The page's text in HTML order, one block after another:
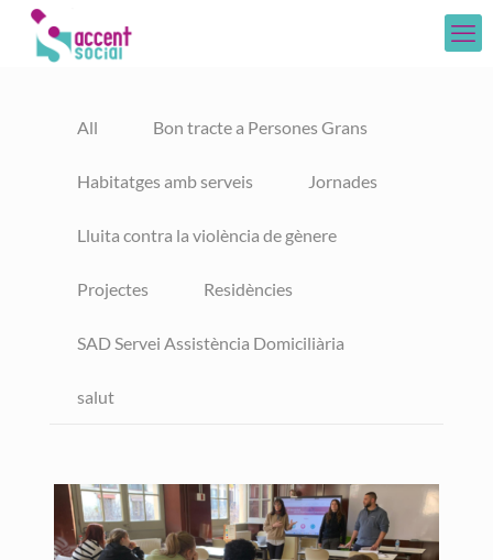
All Bon tracte a Persones Grans
Habitatges amb serveis Jornades
Lluita contra la violència de gènere
Projectes Residències
SAD Servei Assistència Domiciliària
salut